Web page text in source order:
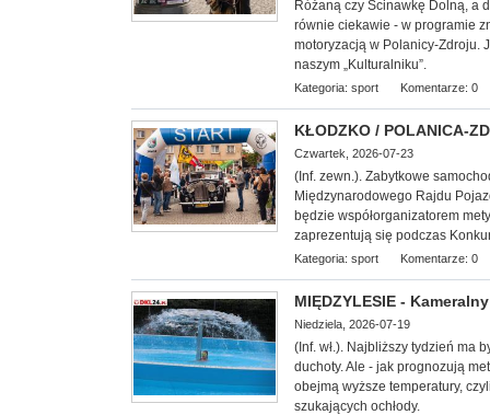
Różaną czy Ścinawkę Dolną, a
równie ciekawie - w programie
motoryzacją w Polanicy-Zdroju.
naszym „Kulturalniku”.
Kategoria: sport Komentarze: 0
KŁODZKO / POLANICA-
Czwartek, 2026-07-23
(Inf. zewn.). Zabytkowe
Międzynarodowego Rajdu
będzie współorganizatorem
zaprezentują się podczas
Kategoria: sport Komentarze: 0
MIĘDZYLESIE -
Niedziela, 2026-07-19
(Inf. wł.). Najbliższy tydzień ma
duchoty. Ale - jak prognozują
obejmą wyższe temperatury,
szukających ochłody.